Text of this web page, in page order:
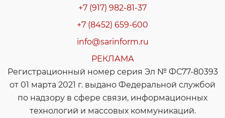
+7 (917) 982-81-37
+7 (8452) 659-600
info@sarinform.ru
РЕКЛАМА
Регистрационный номер серия Эл № ФС77-80393
от 01 марта 2021 г. выдано Федеральной службой
по надзору в сфере связи, информационных
технологий и массовых коммуникаций.